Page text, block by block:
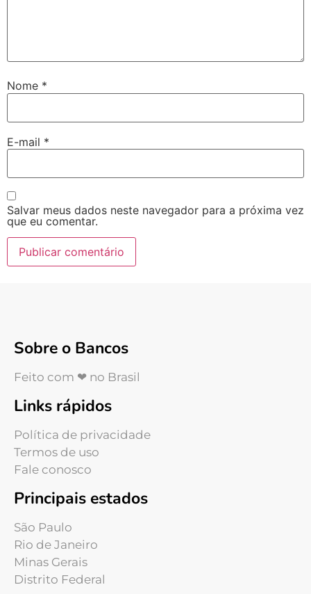
Nome *
E-mail *
Salvar meus dados neste navegador para a próxima vez
que eu comentar.
Sobre o Bancos
Feito com ❤ no Brasil
Links rápidos
Política de privacidade
Termos de uso
Fale conosco
Principais estados
São Paulo
Rio de Janeiro
Minas Gerais
Distrito Federal